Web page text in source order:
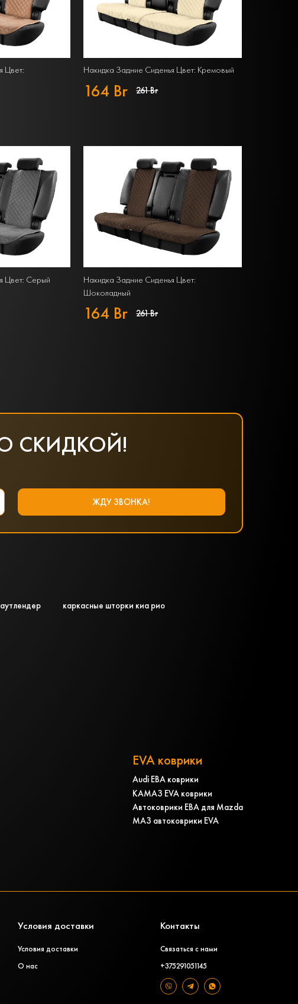
Цвет:
Накидка Задние Сиденья Цвет: Кремовый
164 Br 261 Br
Цвет: Серый
Накидка Задние Сиденья Цвет:
Шоколадный
164 Br 261 Br
EVA коврики
Audi ЕВА коврики
КАМАЗ EVA коврики
Автоковрики ЕВА для Mazda
МАЗ автоковрики EVA
СКИДКОЙ!
каркасные шторки киа рио
Условия доставки
Условия доставки
О нас
Контакты
Связаться с нами
+375291051145